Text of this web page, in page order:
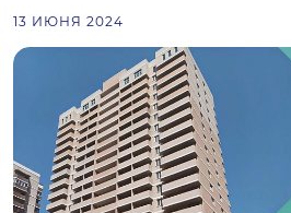
13 ИЮНЯ 2024